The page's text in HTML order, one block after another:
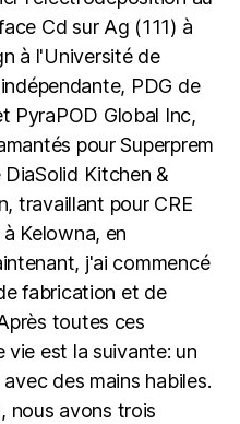
Cd sur Ag (111) à
à l'Université de
PDG de
PyraPOD Global Inc,
pour Superprem
Kitchen &
travaillant pour CRE
Kelowna, en
j'ai commencé
fabrication et de
toutes ces
vie est la suivante: un
des mains habiles.
nous avons trois